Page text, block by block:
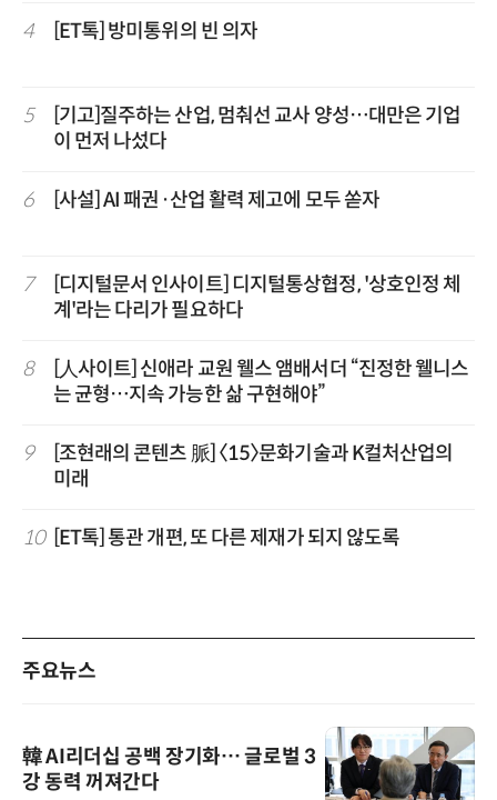
4 [ET톡] 방미통위의 빈 의자
5
[기고]질주하는 산업, 멈춰선 교사 양성…대만은 기업
이 먼저 나섰다
6 [사설] AI 패권·산업 활력 제고에 모두 쏟자
7
[디지털문서 인사이트] 디지털통상협정, '상호인정 체
계'라는 다리가 필요하다
8
[人사이트] 신애라 교원 웰스 앰배서더 “진정한 웰니스
는 균형…지속 가능한 삶 구현해야”
9
[조현래의 콘텐츠 脈] 〈15〉문화기술과 K컬처산업의
미래
10 [ET톡] 통관 개편, 또 다른 제재가 되지 않도록
주요뉴스
韓 AI리더십 공백 장기화… 글로벌 3
강 동력 꺼져간다